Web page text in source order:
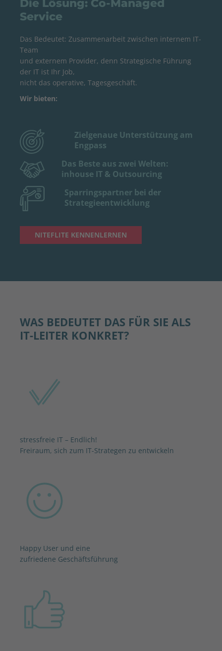
Die Lösung: Co-Managed
Service
Das Bedeutet: Zusammenarbeit zwischen internem IT-
Team
und externem Provider, denn Strategische Führung
der IT ist Ihr Job,
nicht das operative, Tagesgeschäft.
Wir bieten:
Zielgenaue Unterstützung am
Engpass
Das Beste aus zwei Welten:
inhouse IT & Outsourcing
Sparringspartner bei der
Strategieentwicklung
NITEFLITE KENNENLERNEN
WAS BEDEUTET DAS FÜR SIE ALS
IT-LEITER KONKRET?
stressfreie IT – Endlich!
Freiraum, sich zum IT-Strategen zu entwickeln
Happy User und eine
zufriedene Geschäftsführung